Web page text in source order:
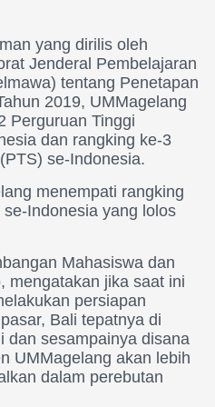
yang dirilis oleh
Jenderal Pembelajaran
tentang Penetapan
2019, UMMagelang
Perguruan Tinggi
dan rangking ke-3
se-Indonesia.
menempati rangking
Indonesia yang lolos
Mahasiswa dan
mengatakan jika saat ini
persiapan
Bali tepatnya di
dan sesampainya disana
UMMagelang akan lebih
dalam perebutan